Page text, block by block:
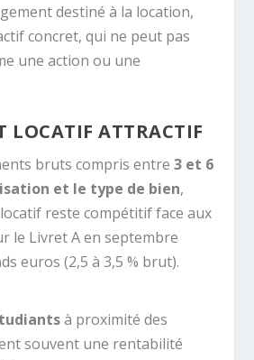
destiné à la location,
concret, qui ne peut pas
une action ou une
LOCATIF ATTRACTIF
bruts compris entre3 et 6
et le type de bien,
reste compétitif face aux
le Livret A en septembre
euros (2,5 à 3,5 % brut).
à proximité des
souvent une rentabilité